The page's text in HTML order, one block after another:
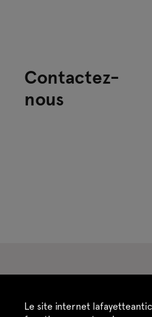
Le site internet
Contactez-
nous